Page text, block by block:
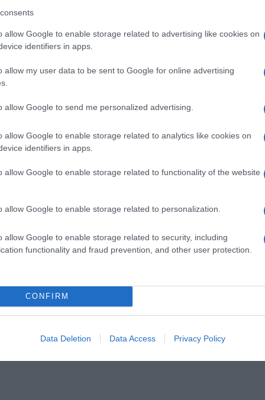
allow Google to enable storage related to advertising like cookies on
identifiers in apps.
allow my user data to be sent to Google for online advertising
allow Google to send me personalized advertising.
allow Google to enable storage related to analytics like cookies on
identifiers in apps.
allow Google to enable storage related to functionality of the website
allow Google to enable storage related to personalization.
allow Google to enable storage related to security, including
functionality and fraud prevention, and other user protection.
CONFIRM
Data Deletion Data Access Privacy Policy
myAGRO: “Σήμερα είναι μια
αντιπλημμυρικών έργων για τις
οι μελέτες και οι ενισχύσεις στους
όταν πείσθηκε ότι ιστοσελίδα θα
δήθεν υψηλής απόδοσης
το αίτημα για την ενεργοποίηση της
ανθεκτικότητα
News